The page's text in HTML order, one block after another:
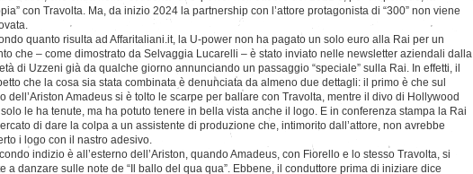
con Travolta. Ma, da inizio 2024 la partnership con l’attore protagonista di “300” non viene
quanto risulta ad Affaritaliani.it, la U-power non ha pagato un solo euro alla Rai per un
che – come dimostrato da Selvaggia Lucarelli – è stato inviato nelle newsletter aziendali dalla
di Uzzeni già da qualche giorno annunciando un passaggio “speciale” sulla Rai. In effetti, il
che la cosa sia stata combinata è denunciata da almeno due dettagli: il primo è che sul
dell’Ariston Amadeus si è tolto le scarpe per ballare con Travolta, mentre il divo di Hollywood
le ha tenute, ma ha potuto tenere in bella vista anche il logo. E in conferenza stampa la Rai
di dare la colpa a un assistente di produzione che, intimorito dall’attore, non avrebbe
i logo con il nastro adesivo.
indizio è all’esterno dell’Ariston, quando Amadeus, con Fiorello e lo stesso Travolta, si
a danzare sulle note de “Il ballo del qua qua”. Ebbene, il conduttore prima di iniziare dice